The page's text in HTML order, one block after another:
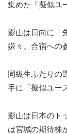
集めた「擬似ユ
影山は日向に「
嫌々、合宿への
同級生ふたりの
手に「擬似ユー
影山は日本のト
は宮城の期待株